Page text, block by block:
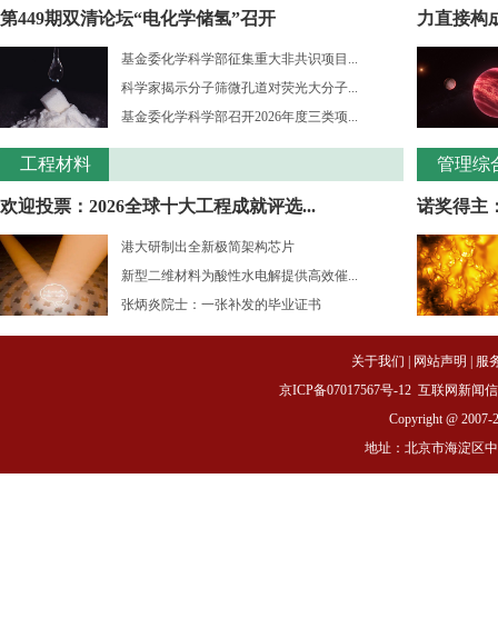
第449期双清论坛“电化学储氢”召开
基金委化学科学部征集重大非共识项目...
科学家揭示分子筛微孔道对荧光大分子...
基金委化学科学部召开2026年度三类项...
工程材料
欢迎投票：2026全球十大工程成就评选...
港大研制出全新极简架构芯片
新型二维材料为酸性水电解提供高效催...
张炳炎院士：一张补发的毕业证书
力直接构
管理综
诺奖得主
关于我们 网站声明
服
京ICP备07017567号-12 互联网新闻
Copyright @ 2007-
地址：北京市海淀区